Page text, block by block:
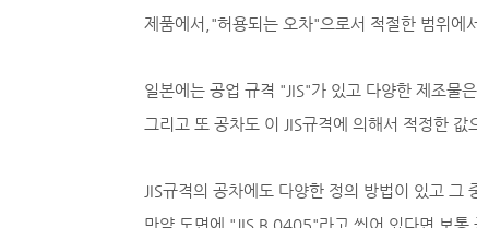
제품에서,"허용되는 오차"으로서 적절한 범위에
일본에는 공업 규격 "JIS"가 있고 다양한 제조물
그리고 또 공차도 이 JIS규격에 의해서 적정한 값
JIS규격의 공차에도 다양한 정의 방법이 있고
만약 도면에 "JIS B 0405"라고 씌어 있다면 보통